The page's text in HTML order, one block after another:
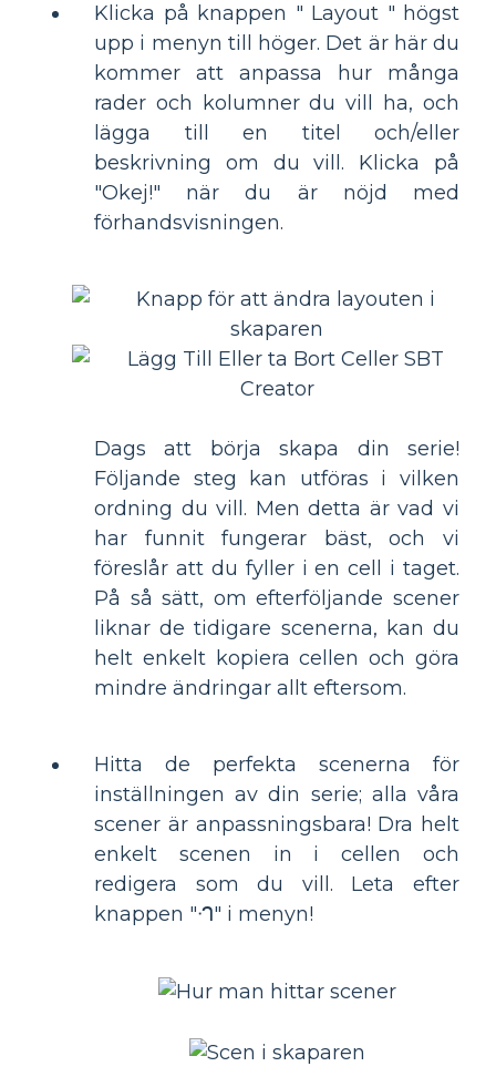
Klicka på knappen " Layout " högst
upp i menyn till höger. Det är här du
kommer att anpassa hur många
rader och kolumner du vill ha, och
lägga till en titel och/eller
beskrivning om du vill. Klicka på
"Okej!" när du är nöjd med
förhandsvisningen.
Dags att börja skapa din serie!
Följande steg kan utföras i vilken
ordning du vill. Men detta är vad vi
har funnit fungerar bäst, och vi
föreslår att du fyller i en cell i taget.
På så sätt, om efterföljande scener
liknar de tidigare scenerna, kan du
helt enkelt kopiera cellen och göra
mindre ändringar allt eftersom.
Hitta de perfekta scenerna för
inställningen av din serie; alla våra
scener är anpassningsbara! Dra helt
enkelt scenen in i cellen och
redigera som du vill. Leta efter
knappen "ᒒ" i menyn!